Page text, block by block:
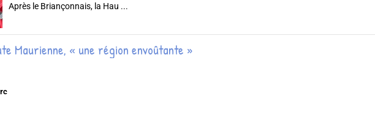
Après le Briançonnais, la Hau ...
Maurienne, « une région envoûtante »